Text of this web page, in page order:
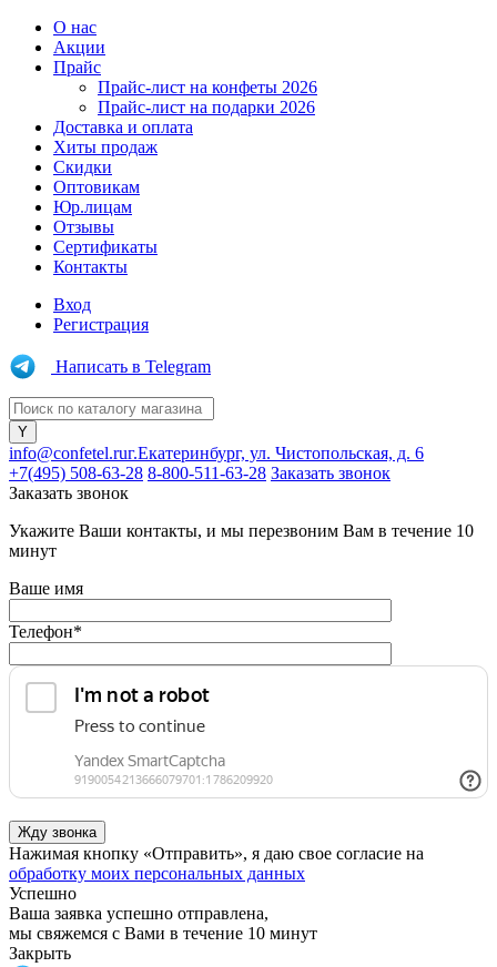
О нас
Акции
Прайс
Прайс-лист на конфеты 2026
Прайс-лист на подарки 2026
Доставка и оплата
Хиты продаж
Скидки
Оптовикам
Юр.лицам
Отзывы
Сертификаты
Контакты
Вход
Регистрация
Написать в Telegram
info@confetel.ruг.Екатеринбург, ул. Чистопольская, д. 6
+7(495) 508-63-28 8-800-511-63-28 Заказать звонок
Заказать звонок
Укажите Ваши контакты, и мы перезвоним Вам в течение 10
минут
Ваше имя
Телефон*
Нажимая кнопку «Отправить», я даю свое согласие на
обработку моих персональных данных
Успешно
Ваша заявка успешно отправлена,
мы свяжемся с Вами в течение 10 минут
Закрыть